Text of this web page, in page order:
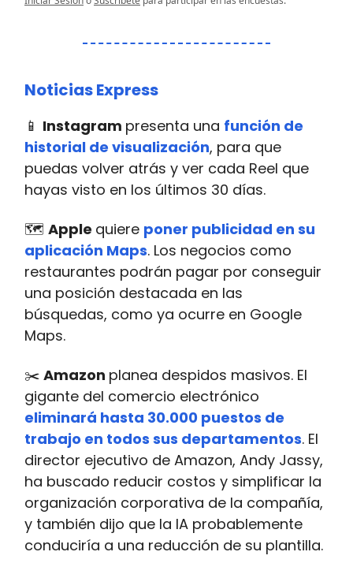
Noticias Express
📱 Instagram presenta una función de
historial de visualización, para que
puedas volver atrás y ver cada Reel que
hayas visto en los últimos 30 días.
🗺️ Apple quiere poner publicidad en su
aplicación Maps. Los negocios como
restaurantes podrán pagar por conseguir
una posición destacada en las
búsquedas, como ya ocurre en Google
Maps.
✂️ Amazon planea despidos masivos. El
gigante del comercio electrónico
eliminará hasta 30.000 puestos de
trabajo en todos sus departamentos. El
director ejecutivo de Amazon, Andy Jassy, ​​
ha buscado reducir costos y simplificar la
organización corporativa de la compañía,
y también dijo que la IA probablemente
conduciría a una reducción de su plantilla.